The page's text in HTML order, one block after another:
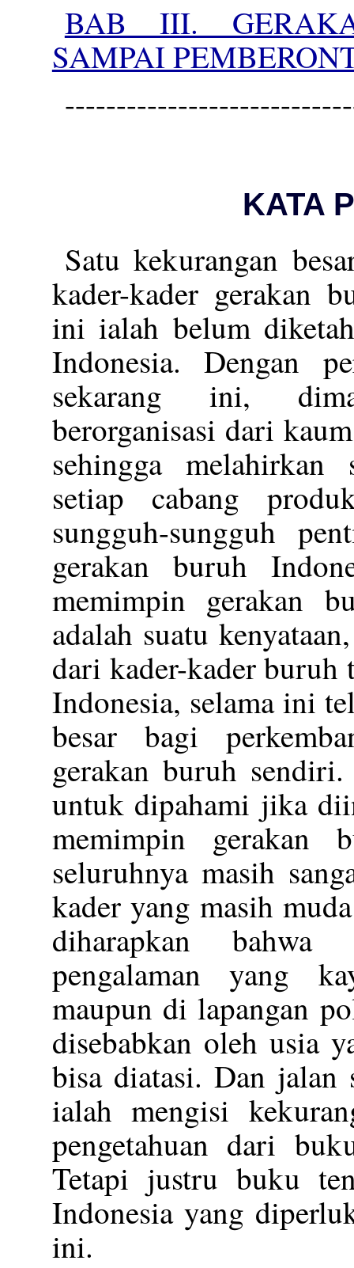
BAB III.
SAMPAI
KATA
Satu kekurangan
kader-kader gerakan
ini ialah belum
Indonesia. Dengan
sekarang ini,
berorganisasi dari
sehingga
setiap cabang
sungguh-sungguh
gerakan buruh
memimpin gerakan
adalah suatu
dari kader-kader buruh
Indonesia, selama ini
besar bagi
gerakan buruh
untuk dipahami jika
memimpin gerakan
seluruhnya masih
kader yang masih
diharapkan bahwa
pengalaman yang
maupun di lapangan
disebabkan oleh usia
bisa diatasi. Dan jalan
ialah mengisi
pengetahuan dari
Tetapi justru buku
Indonesia yang
ini.